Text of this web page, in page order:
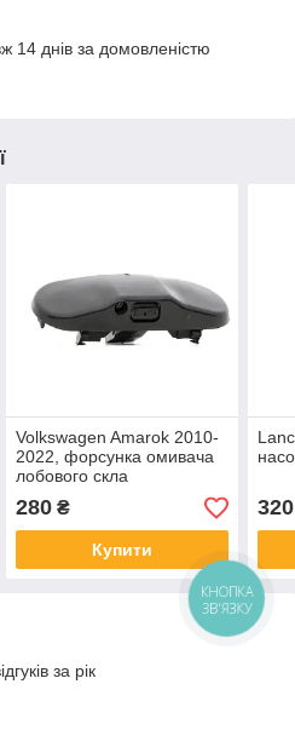
14 днів за домовленістю
Volkswagen Amarok 2010-
2022, форсунка омивача
лобового скла
280₴
Купити
320
за рік
КНОПКА
ЗВ'ЯЗКУ